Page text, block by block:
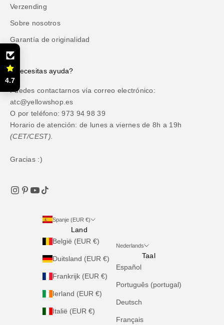
Verzending
Sobre nosotros
Garantía de originalidad
¿Necesitas ayuda?
Puedes contactarnos vía correo electrónico:
atc@yellowshop.es
O por teléfono: 973 94 98 39
Horario de atención: de lunes a viernes de 8h a 19h
(CET/CEST).
Gracias :)
Spanje (EUR €)
Land
België (EUR €)
Duitsland (EUR €)
Frankrijk (EUR €)
Ierland (EUR €)
Italië (EUR €)
Nederlands
Taal
Español
Português (portugal)
Deutsch
Français
4.7